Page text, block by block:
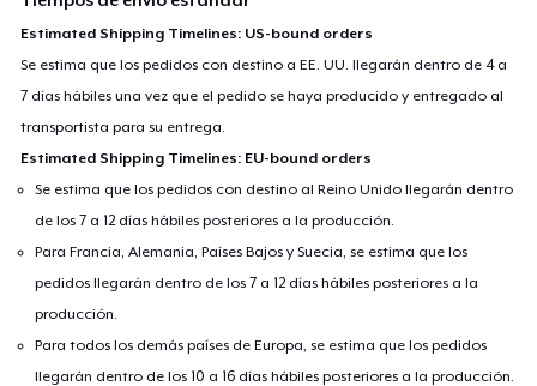
Estimated Shipping Timelines: US-bound orders
Se estima que los pedidos con destino a EE. UU. llegarán dentro de 4 a
7 días hábiles una vez que el pedido se haya producido y entregado al
transportista para su entrega.
Estimated Shipping Timelines: EU-bound orders
Se estima que los pedidos con destino al Reino Unido llegarán dentro
de los 7 a 12 días hábiles posteriores a la producción.
Para Francia, Alemania, Países Bajos y Suecia, se estima que los
pedidos llegarán dentro de los 7 a 12 días hábiles posteriores a la
producción.
Para todos los demás países de Europa, se estima que los pedidos
llegarán dentro de los 10 a 16 días hábiles posteriores a la producción.